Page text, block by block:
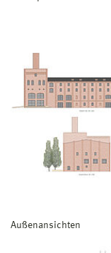
Außenansichten